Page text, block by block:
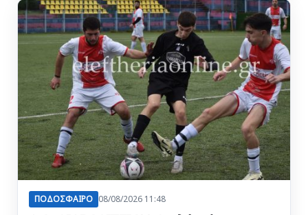
ΠΟΔΟΣΦΑΙΡΟ 08/08/2026 11:48